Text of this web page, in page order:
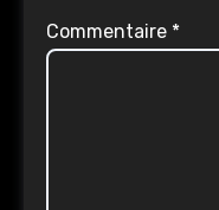
Commentaire *